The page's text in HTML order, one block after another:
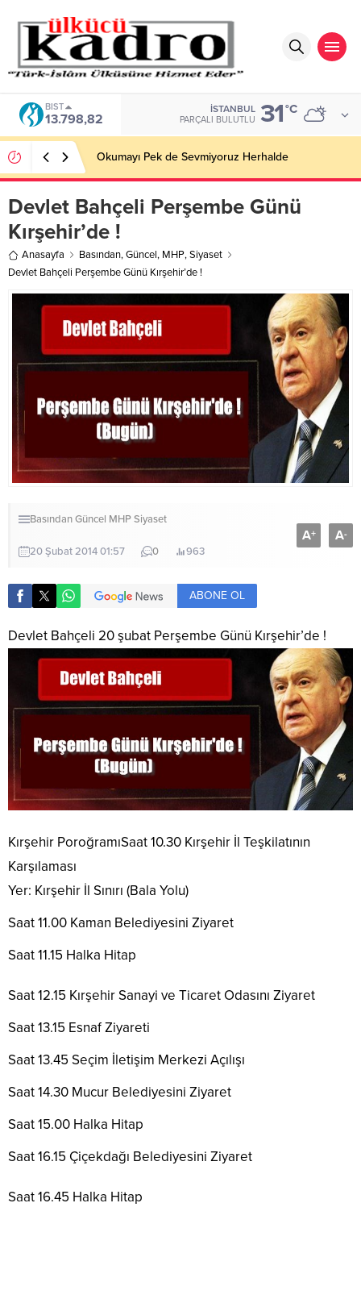
BIST
13.798,82
İSTANBUL
PARÇALI BULUTLU 31°C
Okumayı Pek de Sevmiyoruz Herhalde
Devlet Bahçeli Perşembe Günü
Kırşehir’de !
Anasayfa Basından,Güncel, MHP,Siyaset
Devlet Bahçeli Perşembe Günü Kırşehir’de !
BasındanGüncel MHPSiyaset
20 Şubat 2014 01:57 0 963
A+ A-
ABONE OL
Devlet Bahçeli 20 şubat Perşembe Günü Kırşehir’de !
Kırşehir PoroğramıSaat 10.30 Kırşehir İl Teşkilatının
Karşılaması
Yer: Kırşehir İl Sınırı (Bala Yolu)
Saat 11.00 Kaman Belediyesini Ziyaret
Saat 11.15 Halka Hitap
Saat 12.15 Kırşehir Sanayi ve Ticaret Odasını Ziyaret
Saat 13.15 Esnaf Ziyareti
Saat 13.45 Seçim İletişim Merkezi Açılışı
Saat 14.30 Mucur Belediyesini Ziyaret
Saat 15.00 Halka Hitap
Saat 16.15 Çiçekdağı Belediyesini Ziyaret
Saat 16.45 Halka Hitap